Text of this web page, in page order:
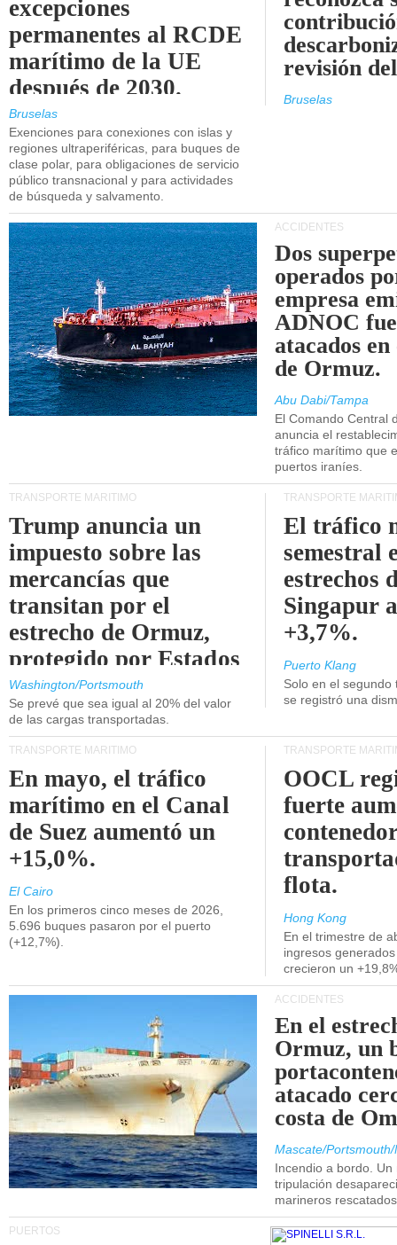
excepciones
permanentes al RCDE
marítimo de la UE
después de 2030.
Bruselas
Exenciones para conexiones con islas y
regiones ultraperiféricas, para buques de
clase polar, para obligaciones de servicio
público transnacional y para actividades
de búsqueda y salvamento.
revisión
Bruselas
ACCIDENTES
Dos
operados
empresa
ADNOC
atacados
de Ormuz.
Abu Dabi/Tampa
El Comando Central
anuncia el
tráfico marítimo que
puertos iraníes.
TRANSPORTE MARÍTIMO
Trump anuncia un
impuesto sobre las
mercancías que
transitan por el
estrecho de Ormuz,
protegido por Estados
Unidos.
Washington/Portsmouth
Se prevé que sea igual al 20% del valor
de las cargas transportadas.
TRANSPORTE
El tráfico
semestral
estrechos
Singapur
+3,7%.
Puerto Klang
Solo en el
se registró una
TRANSPORTE MARÍTIMO
En mayo, el tráfico
marítimo en el Canal
de Suez aumentó un
+15,0%.
El Cairo
En los primeros cinco meses de 2026,
5.696 buques pasaron por el puerto
(+12,7%).
TRANSPORTE
OOCL
fuerte
flota.
Hong Kong
En el trimestre de
ingresos
crecieron un
ACCIDENTES
En el
Ormuz, un
atacado
costa de
Mascate/
Incendio a bordo.
tripulación
marineros
PUERTOS